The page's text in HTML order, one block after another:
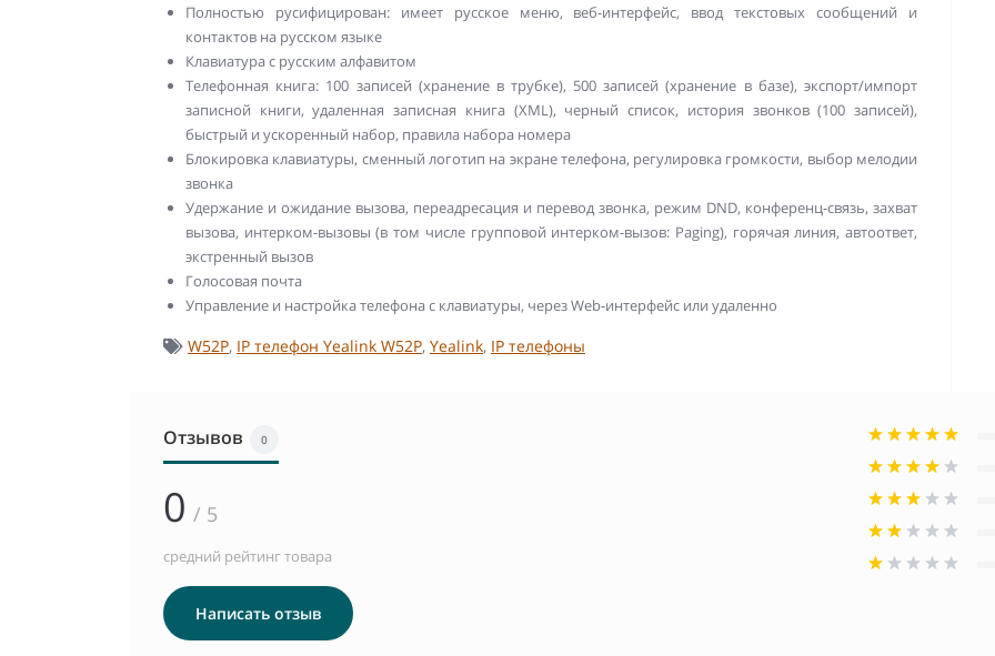
Полностью русифицирован: имеет русское меню, веб-интерфейс, ввод текстовых сообщений и
контактов на русском языке
Клавиатура с русским алфавитом
Телефонная книга: 100 записей (хранение в трубке), 500 записей (хранение в базе), экспорт/импорт
записной книги, удаленная записная книга (XML), черный список, история звонков (100 записей),
быстрый и ускоренный набор, правила набора номера
Блокировка клавиатуры, сменный логотип на экране телефона, регулировка громкости, выбор мелодии
звонка
Удержание и ожидание вызова, переадресация и перевод звонка, режим DND, конференц-связь, захват
вызова, интерком-вызовы (в том числе групповой интерком-вызов: Paging), горячая линия, автоответ,
экстренный вызов
Голосовая почта
Управление и настройка телефона с клавиатуры, через Web-интерфейс или удаленно
W52P, IP телефон Yealink W52P, Yealink, IP телефоны
Отзывов 0
0 / 5
средний рейтинг товара
Написать отзыв